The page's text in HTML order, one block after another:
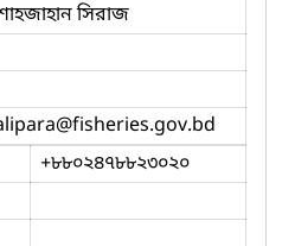
সিরাজ
@fisheries.gov.bd
+৮৮০২৪৭৮৮২৩০২০